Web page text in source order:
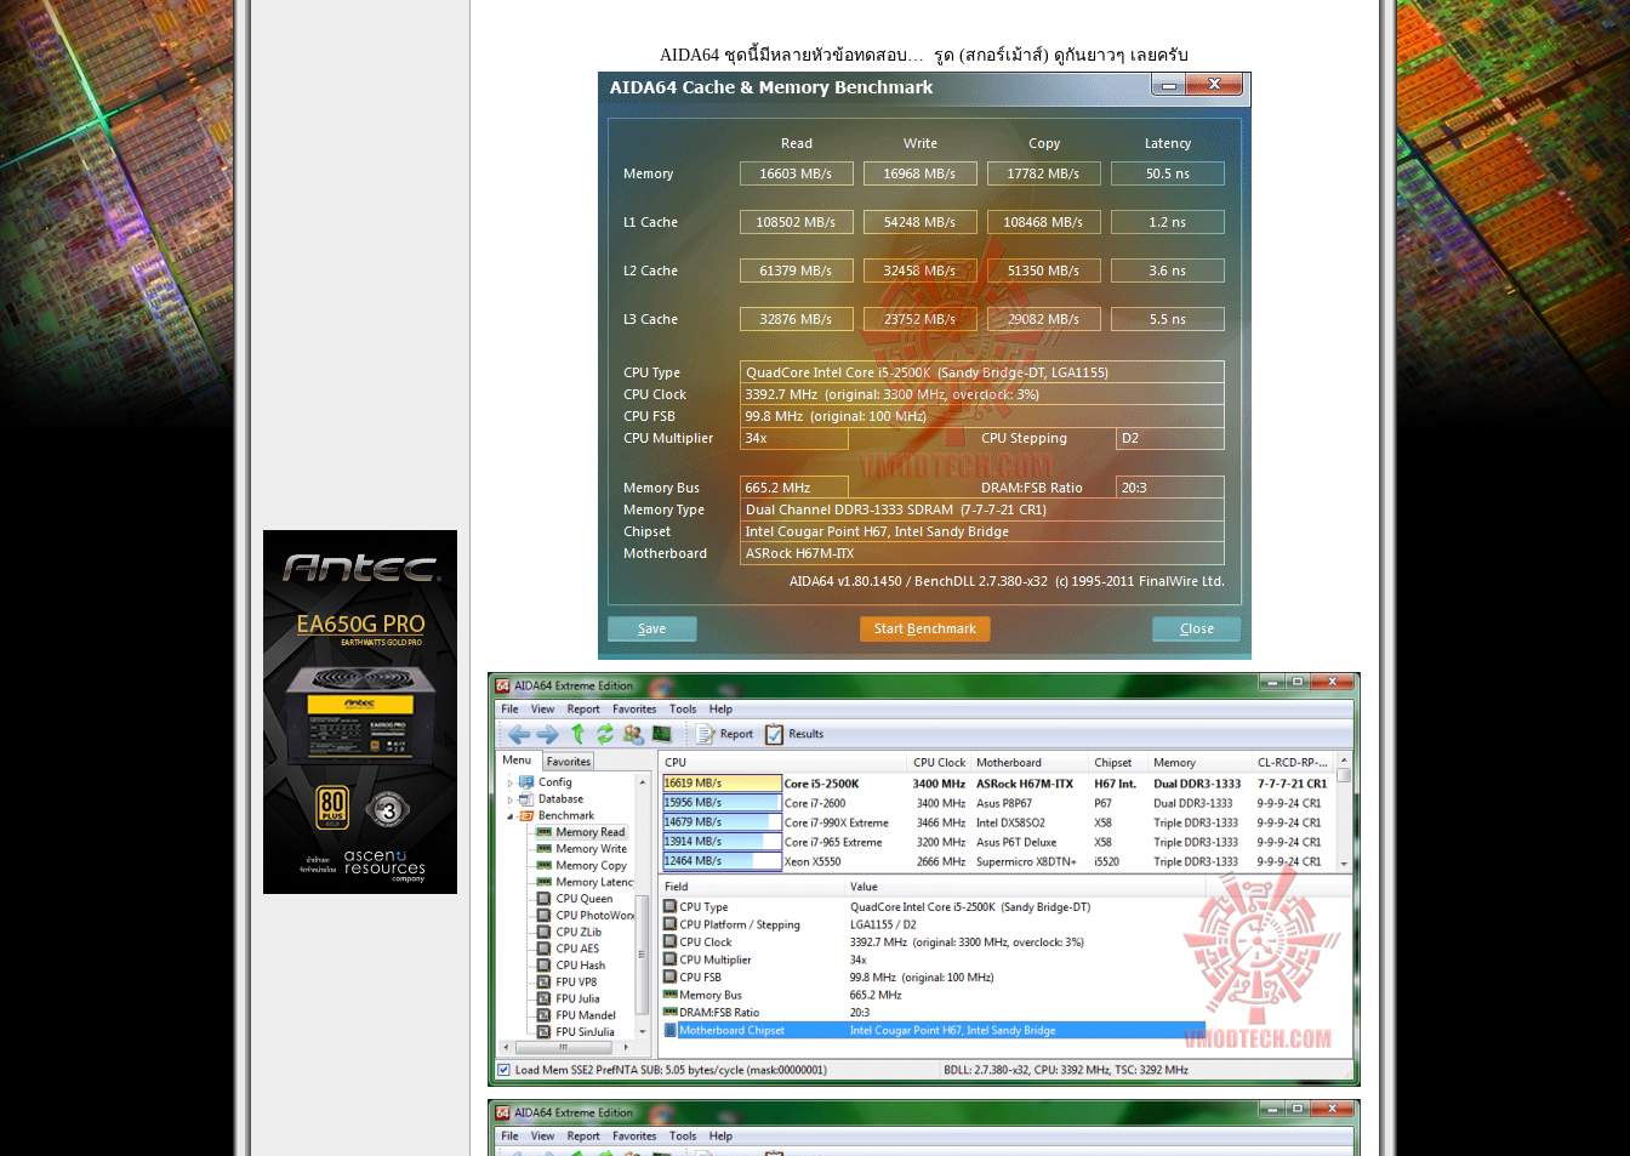
AIDA64 ชุดนี้มีหลายหัวข้อทดสอบ… รูด (สกอร์เม้าส์) ดูกันยาวๆ เลยครับ